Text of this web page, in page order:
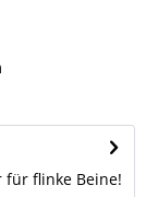
für flinke Beine!